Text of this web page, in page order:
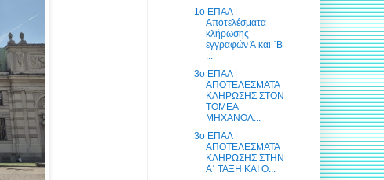
1ο ΕΠΑΛ |
Αποτελέσματα
κλήρωσης
εγγραφών Ά και ΄Β
3ο ΕΠΑΛ |
ΑΠΟΤΕΛΕΣΜΑΤΑ
ΚΛΗΡΩΣΗΣ ΣΤΟΝ
ΤΟΜΕΑ
ΜΗΧΑΝΟΛ...
3ο ΕΠΑΛ |
ΑΠΟΤΕΛΕΣΜΑΤΑ
ΚΛΗΡΩΣΗΣ ΣΤΗΝ
Α΄ ΤΑΞΗ ΚΑΙ Ο...